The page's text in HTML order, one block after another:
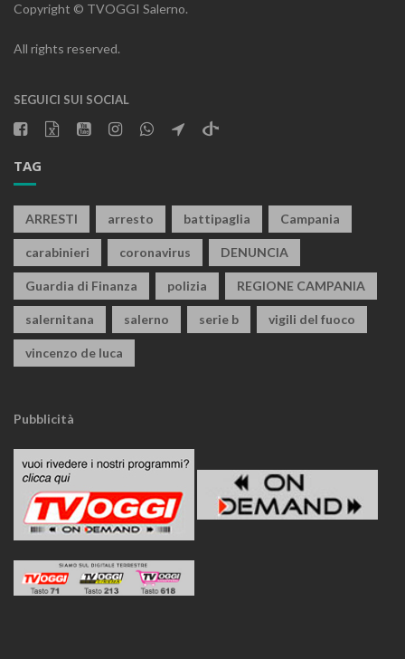
Copyright © TVOGGI Salerno.
All rights reserved.
SEGUICI SUI SOCIAL
TAG
ARRESTI arresto battipaglia Campania
carabinieri coronavirus DENUNCIA
Guardia di Finanza polizia REGIONE CAMPANIA
salernitana salerno serie b vigili del fuoco
vincenzo de luca
Pubblicità